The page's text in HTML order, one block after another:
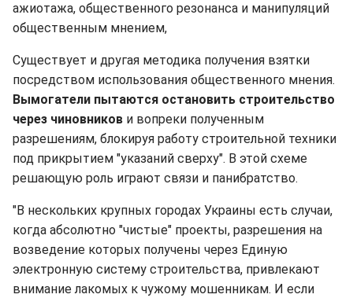
ажиотажа, общественного резонанса и манипуляций
общественным мнением,
Существует и другая методика получения взятки
посредством использования общественного мнения.
Вымогатели пытаются остановить строительство
через чиновников и вопреки полученным
разрешениям, блокируя работу строительной техники
под прикрытием "указаний сверху". В этой схеме
решающую роль играют связи и панибратство.
"В нескольких крупных городах Украины есть случаи,
когда абсолютно "чистые" проекты, разрешения на
возведение которых получены через Единую
электронную систему строительства, привлекают
внимание лакомых к чужому мошенникам. И если